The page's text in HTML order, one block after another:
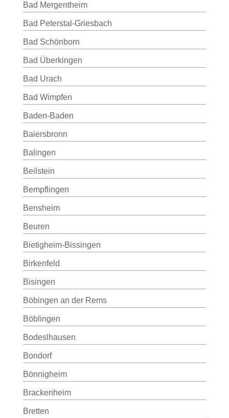
Bad Mergentheim
Bad Peterstal-Griesbach
Bad Schönborn
Bad Überkingen
Bad Urach
Bad Wimpfen
Baden-Baden
Baiersbronn
Balingen
Beilstein
Bempflingen
Bensheim
Beuren
Bietigheim-Bissingen
Birkenfeld
Bisingen
Böbingen an der Rems
Böblingen
Bodeslhausen
Bondorf
Bönnigheim
Brackenheim
Bretten